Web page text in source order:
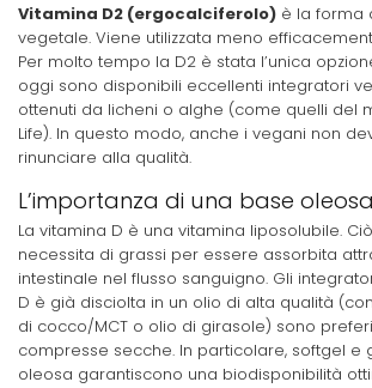
Vitamina D2 (ergocalciferolo) è la forma
vegetale. Viene utilizzata meno
Per molto tempo la D2 è stata l’unica
oggi sono disponibili eccellenti integratori
ottenuti da licheni o alghe (come quelli del
Life). In questo modo, anche i vegani non
rinunciare alla qualità.
L’importanza di una base oleosa
La vitamina D è una vitamina liposolubile.
necessita di grassi per essere assorbita
intestinale nel flusso sanguigno. Gli
D è già disciolta in un olio di alta qualità
di cocco/MCT o olio di girasole) sono
compresse secche. In particolare, softgel e
oleosa garantiscono una biodisponibilità